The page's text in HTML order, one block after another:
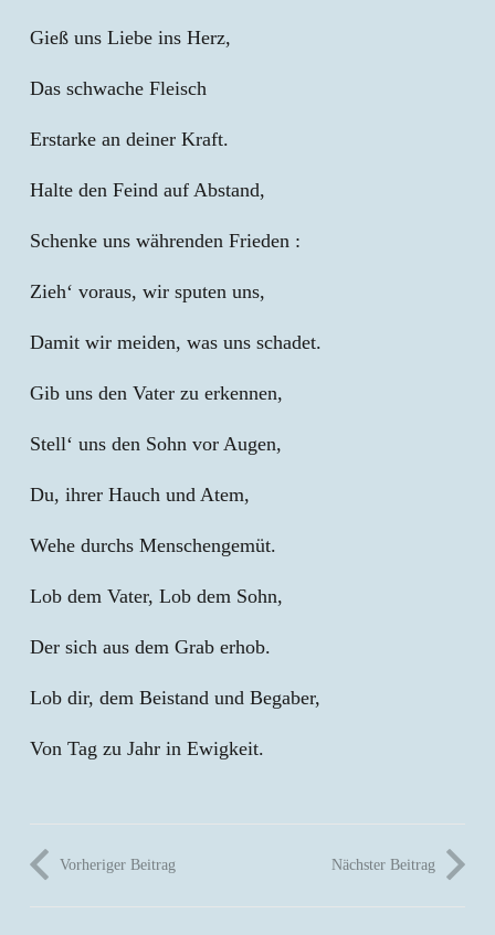
Gieß uns Liebe ins Herz,
Das schwache Fleisch
Erstarke an deiner Kraft.
Halte den Feind auf Abstand,
Schenke uns währenden Frieden :
Zieh‘ voraus, wir sputen uns,
Damit wir meiden, was uns schadet.
Gib uns den Vater zu erkennen,
Stell‘ uns den Sohn vor Augen,
Du, ihrer Hauch und Atem,
Wehe durchs Menschengemüt.
Lob dem Vater, Lob dem Sohn,
Der sich aus dem Grab erhob.
Lob dir, dem Beistand und Begaber,
Von Tag zu Jahr in Ewigkeit.
Vorheriger Beitrag Nächster Beitrag